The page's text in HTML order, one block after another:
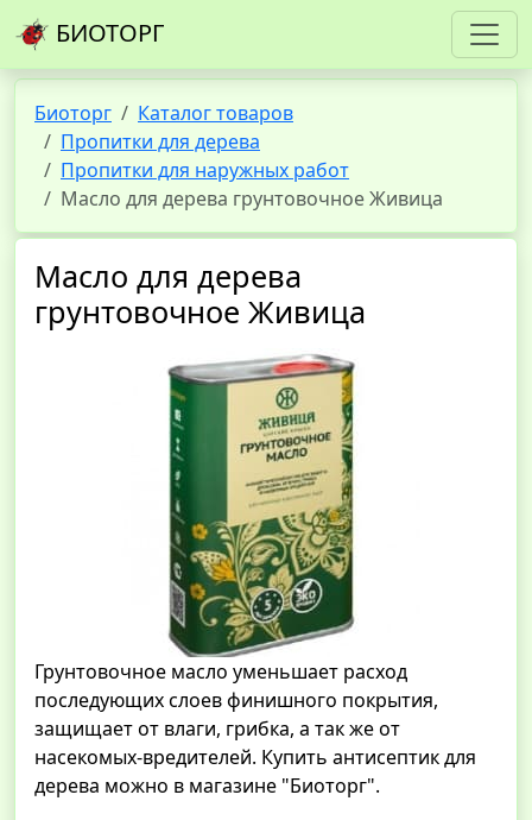
БИОТОРГ
Биоторг
Каталог товаров
Пропитки для дерева
Пропитки для наружных работ
Масло для дерева грунтовочное Живица
Масло для дерева
грунтовочное Живица
Грунтовочное масло уменьшает расход
последующих слоев финишного покрытия,
защищает от влаги, грибка, а так же от
насекомых-вредителей. Купить антисептик для
дерева можно в магазине "Биоторг".